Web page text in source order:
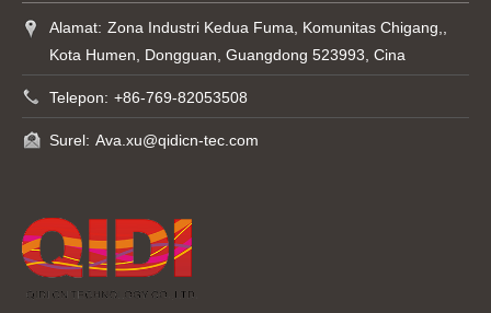
Alamat: Zona Industri Kedua Fuma, Komunitas Chigang,,
Kota Humen, Dongguan, Guangdong 523993, Cina
Telepon: +86-769-82053508
Surel: Ava.xu@qidicn-tec.com